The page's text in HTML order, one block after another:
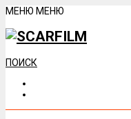
МЕНЮ МЕНЮ
ПОИСК